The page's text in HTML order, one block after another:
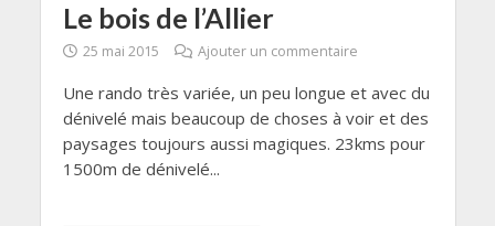
Le bois de l’Allier
25 mai 2015 Ajouter un commentaire
Une rando très variée, un peu longue et avec du
dénivelé mais beaucoup de choses à voir et des
paysages toujours aussi magiques. 23kms pour
1500m de dénivelé...